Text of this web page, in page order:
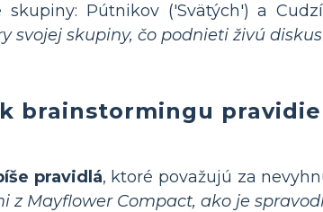
skupiny: Pútnikov ('Svätých') a
svojej skupiny, čo podnieti živú
brainstormingu
pravidlá, ktoré považujú za
z Mayflower Compact, ako je